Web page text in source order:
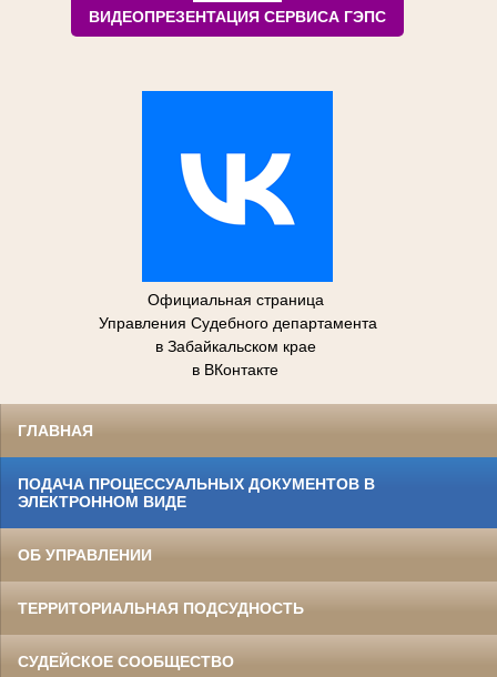
ВИДЕОПРЕЗЕНТАЦИЯ СЕРВИСА ГЭПС
Официальная страница
Управления Судебного департамента
в Забайкальском крае
в ВКонтакте
ГЛАВНАЯ
ПОДАЧА ПРОЦЕССУАЛЬНЫХ ДОКУМЕНТОВ В
ЭЛЕКТРОННОМ ВИДЕ
ОБ УПРАВЛЕНИИ
ТЕРРИТОРИАЛЬНАЯ ПОДСУДНОСТЬ
СУДЕЙСКОЕ СООБЩЕСТВО